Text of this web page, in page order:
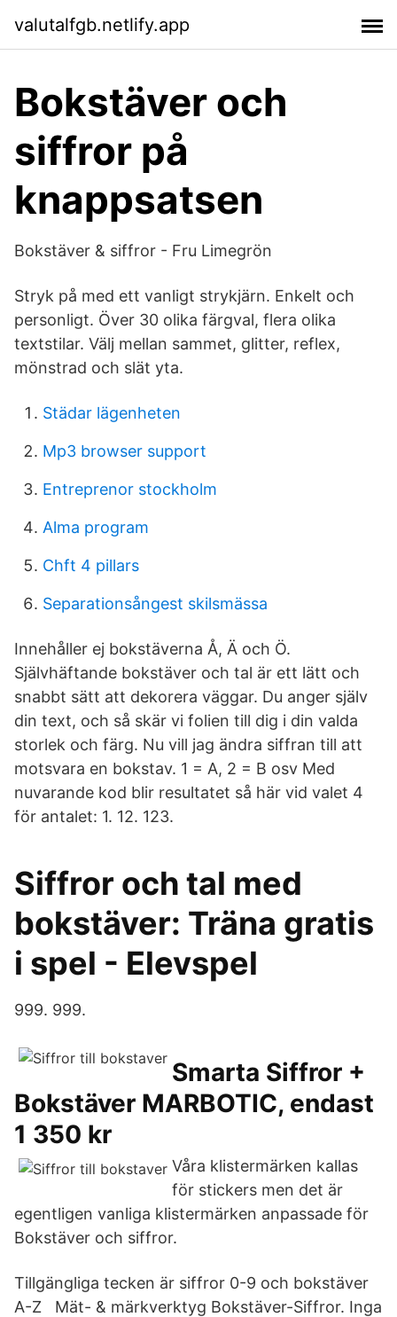
valutalfgb.netlify.app
Bokstäver och
siffror på
knappsatsen
Bokstäver & siffror - Fru Limegrön
Stryk på med ett vanligt strykjärn. Enkelt och
personligt. Över 30 olika färgval, flera olika
textstilar. Välj mellan sammet, glitter, reflex,
mönstrad och slät yta.
Städar lägenheten
Mp3 browser support
Entreprenor stockholm
Alma program
Chft 4 pillars
Separationsångest skilsmässa
Innehåller ej bokstäverna Å, Ä och Ö.
Självhäftande bokstäver och tal är ett lätt och
snabbt sätt att dekorera väggar. Du anger själv
din text, och så skär vi folien till dig i din valda
storlek och färg. Nu vill jag ändra siffran till att
motsvara en bokstav. 1 = A, 2 = B osv Med
nuvarande kod blir resultatet så här vid valet 4
för antalet: 1. 12. 123.
Siffror och tal med
bokstäver: Träna gratis
i spel - Elevspel
999. 999.
Smarta Siffror +
Bokstäver MARBOTIC, endast
1 350 kr
Våra klistermärken kallas
för stickers men det är
egentligen vanliga klistermärken anpassade för
Bokstäver och siffror.
Tillgängliga tecken är siffror 0-9 och bokstäver
A-Z Mät- & märkverktyg Bokstäver-Siffror. Inga